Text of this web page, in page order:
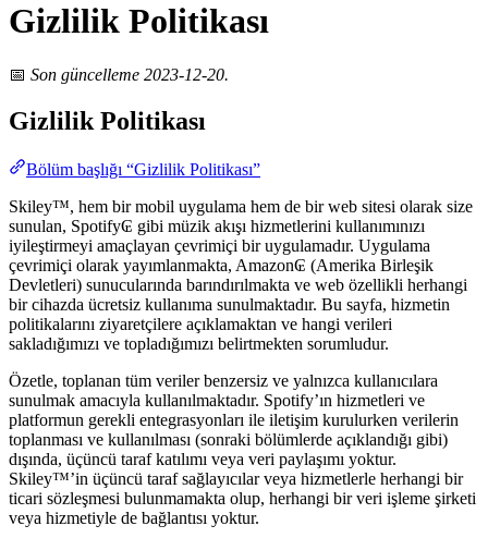
Gizlilik Politikası
📅 Son güncelleme 2023-12-20.
Gizlilik Politikası
Bölüm başlığı “Gizlilik Politikası”
Skiley™, hem bir mobil uygulama hem de bir web sitesi olarak size
sunulan, Spotify₢ gibi müzik akışı hizmetlerini kullanımınızı
iyileştirmeyi amaçlayan çevrimiçi bir uygulamadır. Uygulama
çevrimiçi olarak yayımlanmakta, Amazon₢ (Amerika Birleşik
Devletleri) sunucularında barındırılmakta ve web özellikli herhangi
bir cihazda ücretsiz kullanıma sunulmaktadır. Bu sayfa, hizmetin
politikalarını ziyaretçilere açıklamaktan ve hangi verileri
sakladığımızı ve topladığımızı belirtmekten sorumludur.
Özetle, toplanan tüm veriler benzersiz ve yalnızca kullanıcılara
sunulmak amacıyla kullanılmaktadır. Spotify’ın hizmetleri ve
platformun gerekli entegrasyonları ile iletişim kurulurken verilerin
toplanması ve kullanılması (sonraki bölümlerde açıklandığı gibi)
dışında, üçüncü taraf katılımı veya veri paylaşımı yoktur.
Skiley™’in üçüncü taraf sağlayıcılar veya hizmetlerle herhangi bir
ticari sözleşmesi bulunmamakta olup, herhangi bir veri işleme şirketi
veya hizmetiyle de bağlantısı yoktur.